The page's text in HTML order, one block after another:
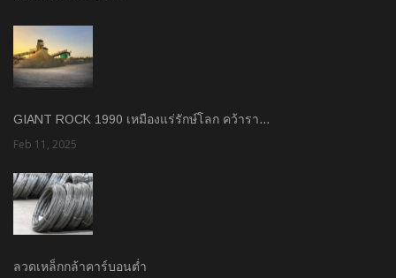
GIANT ROCK 1990 เหมืองแร่รักษ์โลก คว้ารา…
Feb 11, 2025
ลวดเหล็กกล้าคาร์บอนต่ำ